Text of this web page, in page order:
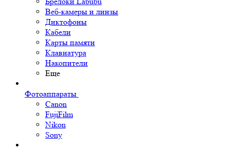
Веб-камеры и линзы
Диктофоны
Кабели
Карты памяти
Клавиатура
Накопители
Еще
Фотоаппараты
Canon
FujiFilm
Nikon
Sony